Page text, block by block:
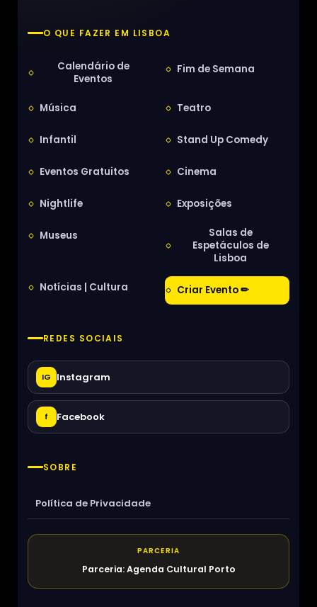
O QUE FAZER EM LISBOA
Calendário de
Eventos
Fim de Semana
Música Teatro
Infantil Stand Up Comedy
Eventos Gratuitos Cinema
Nightlife Exposições
Museus
Salas de
Espetáculos de
Lisboa
Notícias | Cultura Criar Evento ✏
REDES SOCIAIS
IG Instagram
f Facebook
SOBRE
Política de Privacidade
PARCERIA
Parceria: Agenda Cultural Porto